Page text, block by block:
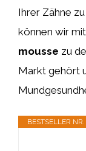
Ihrer Zähne
können wir
mousse zu
Markt gehört
BESTSELLER NR.